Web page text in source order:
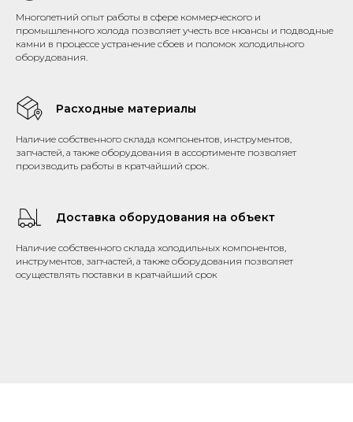
Многолетний опыт работы в сфере коммерческого и
промышленного холода позволяет учесть все нюансы и подводные
камни в процессе устранение сбоев и поломок холодильного
оборудования.
Расходные материалы
Наличие собственного склада компонентов, инструментов,
запчастей, а также оборудования в ассортименте позволяет
производить работы в кратчайший срок.
Доставка оборудования на объект
Наличие собственного склада холодильных компонентов,
инструментов, запчастей, а также оборудования позволяет
осуществлять поставки в кратчайший срок